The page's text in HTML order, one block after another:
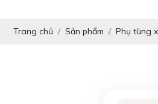
Trang chủ Sản phẩm Phụ tùng